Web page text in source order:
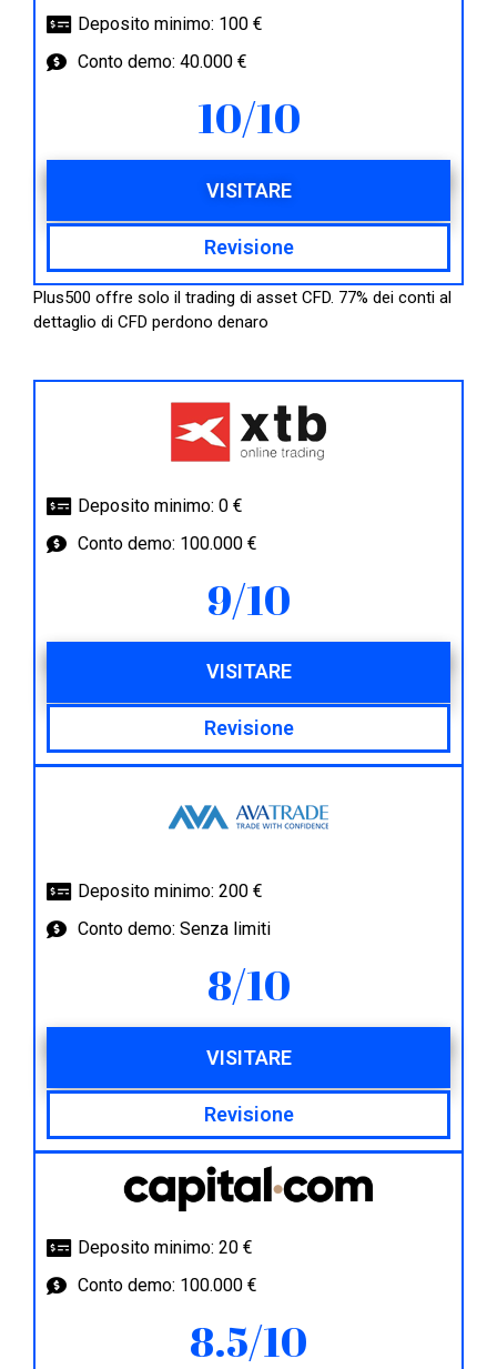
Deposito minimo: 100 €
Conto demo: 40.000 €
10/10
VISITARE
Revisione
Plus500 offre solo il trading di asset CFD. 77% dei conti al
dettaglio di CFD perdono denaro
Deposito minimo: 0 €
Conto demo: 100.000 €
9/10
VISITARE
Revisione
Deposito minimo: 200 €
Conto demo: Senza limiti
8/10
VISITARE
Revisione
Deposito minimo: 20 €
Conto demo: 100.000 €
8.5/10